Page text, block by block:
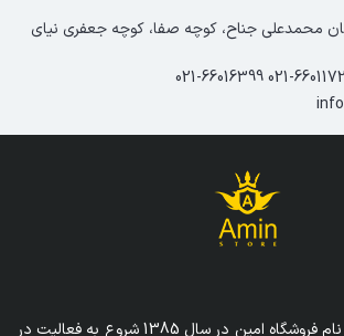
محمدعلی جناح، کوچه صفا، کوچه جعفری نیای